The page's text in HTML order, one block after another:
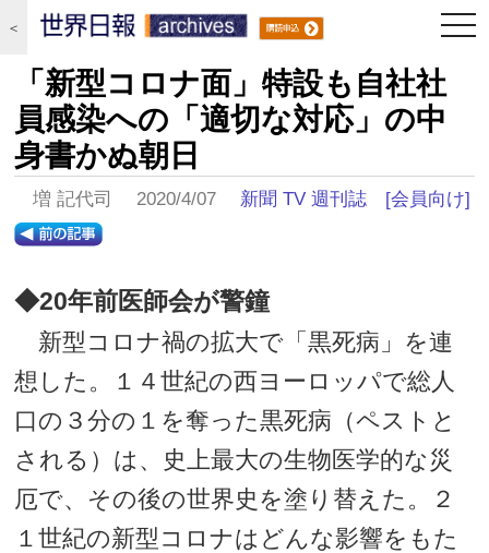
＜
「新型コロナ面」特設も自社社
員感染への「適切な対応」の中
身書かぬ朝日
増 記代司 2020/4/07 新聞 TV 週刊誌 [会員向け]
◆20年前医師会が警鐘
新型コロナ禍の拡大で「黒死病」を連
想した。１４世紀の西ヨーロッパで総人
口の３分の１を奪った黒死病（ペストと
される）は、史上最大の生物医学的な災
厄で、その後の世界史を塗り替えた。２
１世紀の新型コロナはどんな影響をもた